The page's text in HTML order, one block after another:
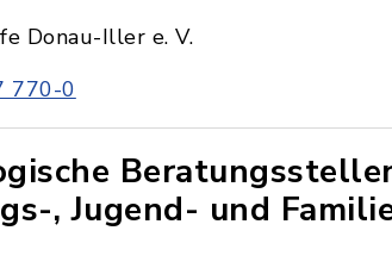
Donau-Iller e. V.
770-0
, Jugend- und